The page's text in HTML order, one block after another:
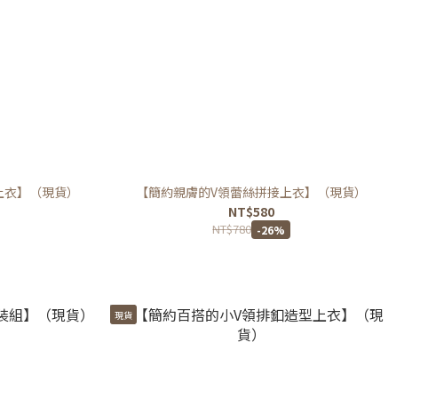
】（現貨）
【簡約親膚的V領蕾絲拼接上衣】（現貨）
NT$580
NT$780 -26%
現貨